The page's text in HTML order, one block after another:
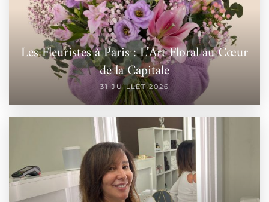
Les Fleuristes à Paris : L’Art Floral au Cœur
de la Capitale
31 JUILLET 2026